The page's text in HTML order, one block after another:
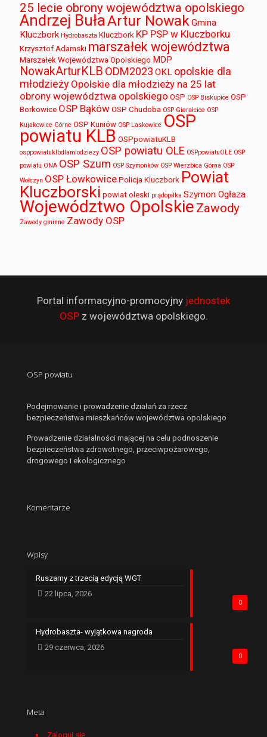
25 lecie obrony województwa opolskiego
Andrzej BułaArtur NowakGmina
Kluczbork Hydrobaszta Kluczbork KP PSP w Kluczborku
Krzysztof Adamski marszałek województwa
Marszałek Województwa Opolskiego MDP
NowakArturKLB ODM2023 OKL opolskie dla
młodzieży Opolskie dla młodzieży na 25 lat
obrony województwa opolskiego OSP OSP Biskupice OSP
Borkowice OSP Bąków OSP Chudoba OSP Gierałcice OSP
Kujakowice Górne OSP Kuniów OSP Laskowice OSP
powiatu KLB OSPpowiatuKLB
osppowiatuklbdlamlodziezy OSP powiatu OLE OSPpowiatuOLE OSP
powiatu ONA OSP Szum OSP Szymonków OSP Wierzbica Górna OSP
Wołczyn OSP Łowkowice Policja Kluczbork Powiat
Kluczborski powiat oleski prądopiłka Szymon Ogłaza
Województwo Opolskie Zawody
Zawody gminne Zawody OSP
Portal informacyjno-promocyjny jednostek
OSPz województwa opolskiego.
OSP powiatu
Podejmowanie i prowadzenie działań za rzecz
bezpieczeństwa mieszkańców województwa opolskiego
Prowadzenie działalności mającej na celu podnoszenie
bezpieczeństwa zdrowotnego, przeciwpożarowego,
drogowego i ekologicznego
Komentarze
Wpisy
0
Ruszamy z trzecią edycją WGT
22 lipca, 2026
0
Hydrobaszta- wyjątkowa nagroda
29 czerwca, 2026
Meta
Zaloguj się